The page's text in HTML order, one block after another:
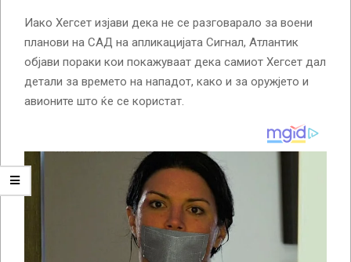
Иако Хегсет изјави дека не се разговарало за воени
планови на САД на апликацијата Сигнал, Атлантик
објави пораки кои покажуваат дека самиот Хегсет дал
детали за времето на нападот, како и за оружјето и
авионите што ќе се користат.